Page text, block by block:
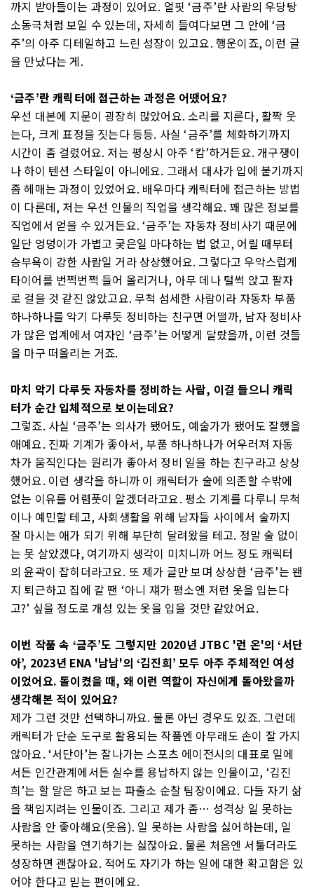
까지 받아들이는 과정이 있어요. 얼핏 ‘금주’란 사람의 우당탕
소동극처럼 보일 수 있는데, 자세히 들여다보면 그 안에 ‘금
주’의 아주 디테일하고 느린 성장이 있고요. 행운이죠, 이런 글
을 만났다는 게.
‘금주’란 캐릭터에 접근하는 과정은 어땠어요?
우선 대본에 지문이 굉장히 많았어요. 소리를 지른다, 활짝 웃
는다, 크게 표정을 짓는다 등등. 사실 ‘금주’를 체화하기까지
시간이 좀 걸렸어요. 저는 평상시 아주 ‘캄’하거든요. 개구쟁이
나 하이 텐션 스타일이 아니에요. 그래서 대사가 입에 붙기까지
좀 헤매는 과정이 있었어요. 배우마다 캐릭터에 접근하는 방법
이 다른데, 저는 우선 인물의 직업을 생각해요. 꽤 많은 정보를
직업에서 얻을 수 있거든요. ‘금주’는 자동차 정비사기 때문에
일단 엉덩이가 가볍고 궂은일 마다하는 법 없고, 어릴 때부터
승부욕이 강한 사람일 거라 상상했어요. 그렇다고 우악스럽게
타이어를 번쩍번쩍 들어 올리거나, 아무 데나 털썩 앉고 팔자
로 걸을 것 같진 않았고요. 무척 섬세한 사람이라 자동차 부품
하나하나를 악기 다루듯 정비하는 친구면 어떨까, 남자 정비사
가 많은 업계에서 여자인 ‘금주’는 어떻게 달랐을까, 이런 것들
을 마구 떠올리는 거죠.
마치 악기 다루듯 자동차를 정비하는 사람, 이걸 들으니 캐릭
터가 순간 입체적으로 보이는데요?
그렇죠. 사실 ‘금주’는 의사가 됐어도, 예술가가 됐어도 잘했을
애예요. 진짜 기계가 좋아서, 부품 하나하나가 어우러져 자동
차가 움직인다는 원리가 좋아서 정비 일을 하는 친구라고 상상
했어요. 이런 생각을 하니까 이 캐릭터가 술에 의존할 수밖에
없는 이유를 어렴풋이 알겠더라고요. 평소 기계를 다루니 무척
이나 예민할 테고, 사회생활을 위해 남자들 사이에서 술까지
잘 마시는 애가 되기 위해 부단히 달려왔을 테고. 정말 술 없이
는 못 살았겠다, 여기까지 생각이 미치니까 어느 정도 캐릭터
의 윤곽이 잡히더라고요. 또 제가 글만 보며 상상한 ‘금주’는 왠
지 퇴근하고 집에 갈 땐 ‘아니 쟤가 평소엔 저런 옷을 입는다
고?’ 싶을 정도로 개성 있는 옷을 입을 것만 같았어요.
이번 작품 속 ‘금주’도 그렇지만 2020년 JTBC '런 온'의 ‘서단
아’, 2023년 ENA '남남'의 ‘김진희’ 모두 아주 주체적인 여성
이었어요. 돌이켰을 때, 왜 이런 역할이 자신에게 돌아왔을까
생각해본 적이 있어요?
제가 그런 것만 선택하니까요. 물론 아닌 경우도 있죠. 그런데
캐릭터가 단순 도구로 활용되는 작품엔 아무래도 손이 잘 가지
않아요. ‘서단아’는 잘나가는 스포츠 에이전시의 대표로 일에
서든 인간관계에서든 실수를 용납하지 않는 인물이고, ‘김진
희’는 할 말은 하고 보는 파출소 순찰 팀장이에요. 다들 자기 삶
을 책임지려는 인물이죠. 그리고 제가 좀… 성격상 일 못하는
사람을 안 좋아해요(웃음). 일 못하는 사람을 싫어하는데, 일
못하는 사람을 연기하기는 싫잖아요. 물론 처음엔 서툴더라도
성장하면 괜찮아요. 적어도 자기가 하는 일에 대한 확고함은 있
어야 한다고 믿는 편이에요.